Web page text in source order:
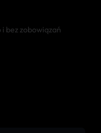
bez zobowiązań